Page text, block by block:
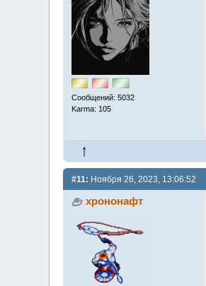
Сообщений: 5032
Karma: 105
#11: Ноября 26, 2023, 13:06:52
хрононафт